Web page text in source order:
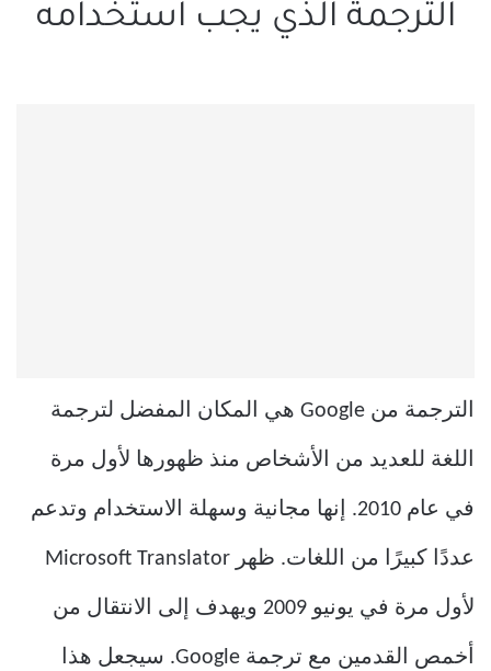
الترجمة الذي يجب استخدامه
الترجمة من Google هي المكان المفضل لترجمة
اللغة للعديد من الأشخاص منذ ظهورها لأول مرة
في عام 2010. إنها مجانية وسهلة الاستخدام وتدعم
عددًا كبيرًا من اللغات. ظهر Microsoft Translator
لأول مرة في يونيو 2009 ويهدف إلى الانتقال من
أخمص القدمين مع ترجمة Google. سيجعل هذا